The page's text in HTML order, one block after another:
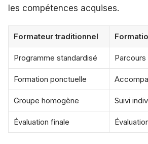
les compétences acquises.
Formateur traditionnel
Programme standardisé
Formation ponctuelle
Groupe homogène Suivi
Évaluation finale